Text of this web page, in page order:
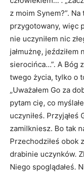
z moim Synem?”.
przygotowany, więc
nie uczyniłem nic
jałmużnę, jeździłem
sierocińca…”. A Bóg
twego życia, tylko o
„Uważałem Go za
pytam cię, co
uczyniłeś. Przyjąłeś
zamilkniesz. Bo tak
Przechodziłeś obok
drabinie uczynków.
Niego spoglądałeś.